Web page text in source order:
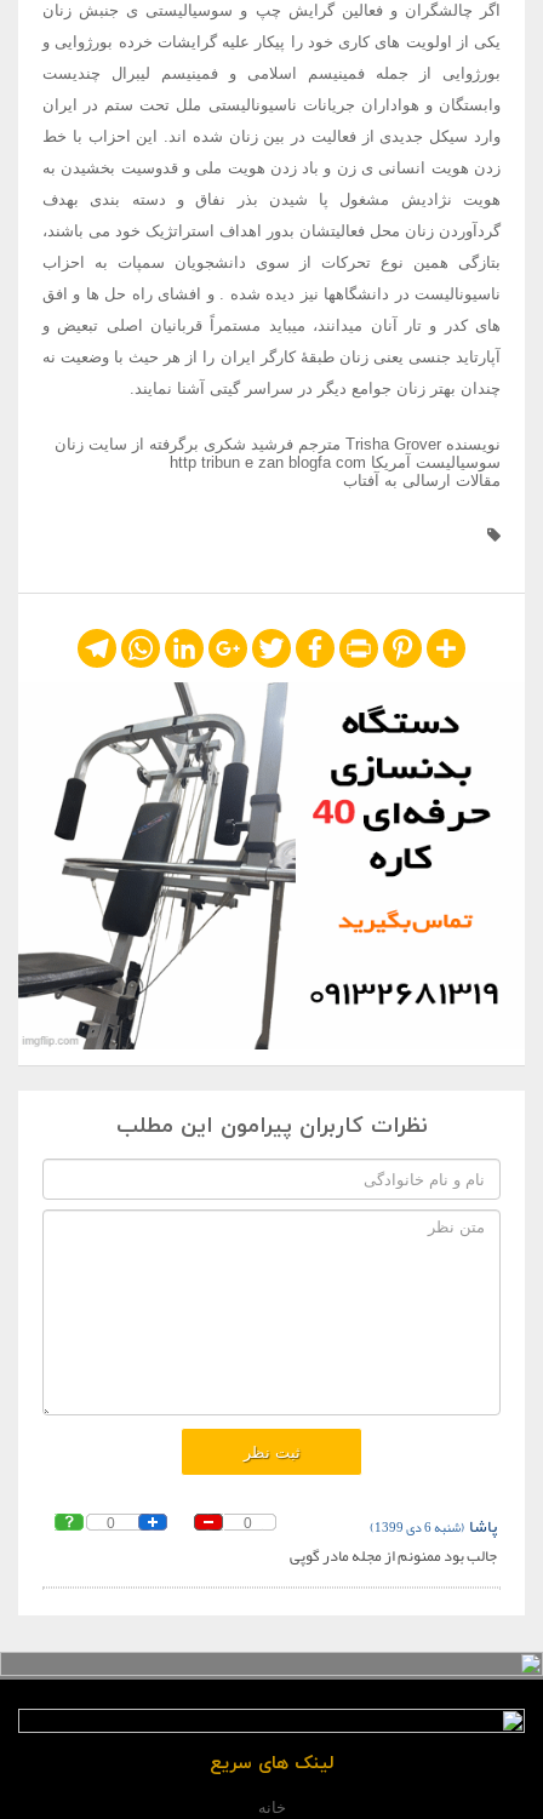
اگر چالشگران و فعالین گرایش چپ و سوسیالیستی ی جنبش زنان
یکی از اولویت های کاری خود را پیکار علیه گرایشات خرده بورژوایی و
بورژوایی از جمله فمینیسم اسلامی و فمینیسم لیبرال چندیست
وابستگان و هواداران جریانات ناسیونالیستی ملل تحت ستم در ایران
وارد سیکل جدیدی از فعالیت در بین زنان شده اند. این احزاب با خط
زدن هویت انسانی ی زن و باد زدن هویت ملی و قدوسیت بخشیدن به
هویت نژادیش مشغول پا شیدن بذر نفاق و دسته بندی بهدف
گردآوردن زنان محل فعالیتشان بدور اهداف استراتژیک خود می باشند،
بتازگی همین نوع تحرکات از سوی دانشجویان سمپات به احزاب
ناسیونالیست در دانشگاهها نیز دیده شده . و افشای راه حل ها و افق
های کدر و تار آنان میدانند، میباید مستمراً قربانیان اصلی تبعیض و
آپارتاید جنسی یعنی زنان طبقۀ کارگر ایران را از هر حیث با وضعیت نه
چندان بهتر زنان جوامع دیگر در سراسر گیتی آشنا نمایند.
نویسنده Trisha Grover مترجم فرشید شکری برگرفته از سایت زنان
سوسیالیست آمریکا http tribun e zan blogfa com
مقالات ارسالی به آفتاب
Share
Pinterest
Print
Facebook
Twitter
Google+
LinkedIn
WhatsApp
Telegram
نظرات کاربران پیرامون این مطلب
0 0 پاشا (شنبه 6 دی 1399)
جالب بود ممنونم از مجله مادر گوپی
لینک های سریع
خانه